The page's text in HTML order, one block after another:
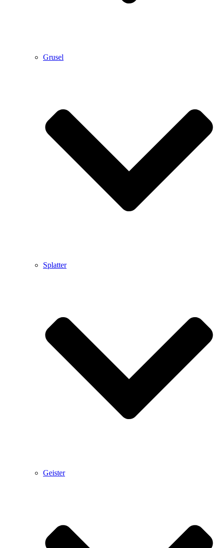
Grusel
Splatter
Geister